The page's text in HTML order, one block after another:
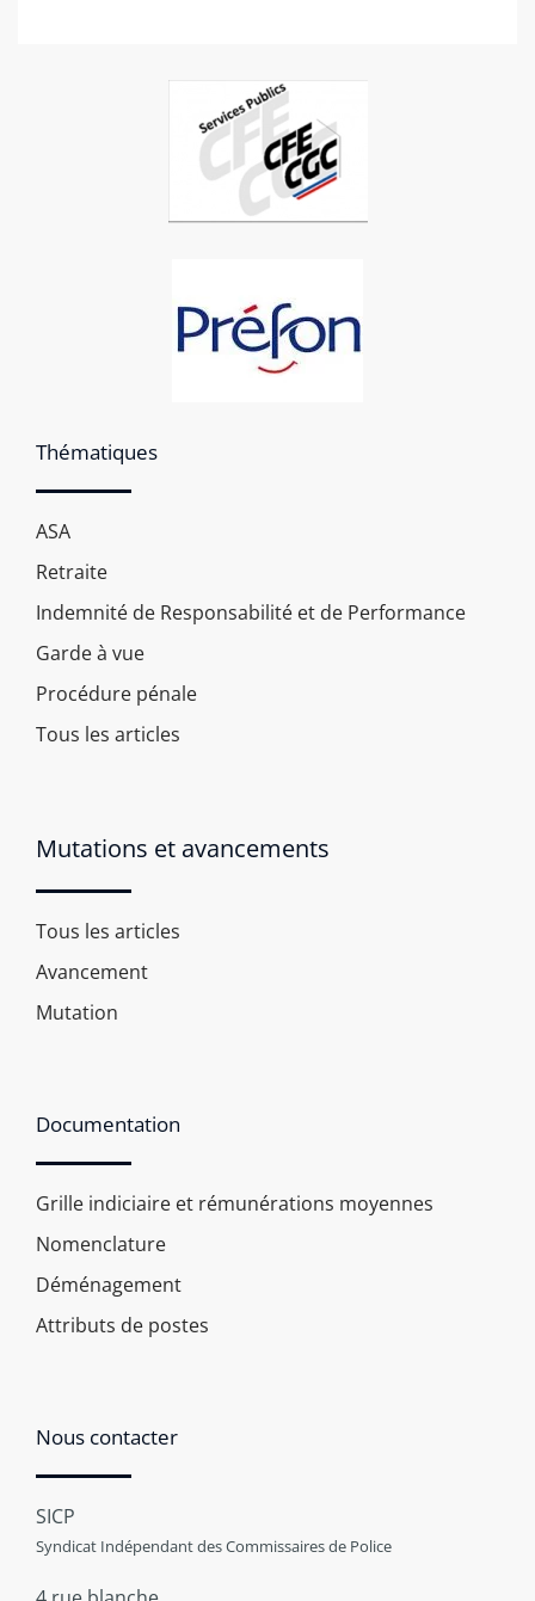
Thématiques
ASA
Retraite
Indemnité de Responsabilité et de Performance
Garde à vue
Procédure pénale
Tous les articles
Mutations et avancements
Tous les articles
Avancement
Mutation
Documentation
Grille indiciaire et rémunérations moyennes
Nomenclature
Déménagement
Attributs de postes
Nous contacter
SICP
Syndicat Indépendant des Commissaires de Police